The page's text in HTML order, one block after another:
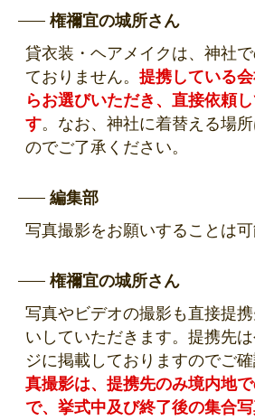
権禰宜の城所さん
貸衣装・ヘアメイクは、神社
ておりません。 提携している
らお選びいただき、直接依頼
す。なお、神社に着替える場
のでご了承ください。
編集部
写真撮影をお願いすることは
権禰宜の城所さん
写真やビデオの撮影も直接提
いしていただきます。提携先
ジに掲載しておりますのでご確
真撮影は、提携先のみ境内地
で、挙式中及び終了後の集合